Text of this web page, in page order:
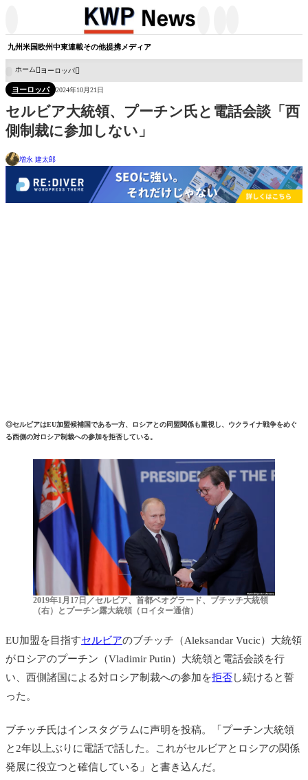
九州米国欧州中東連載その他提携メディア
ホーム ヨーロッパ
ヨーロッパ 2024年10月21日
セルビア大統領、プーチン氏と電話会談「西
側制裁に参加しない」
増永 建太郎
◎セルビアはEU加盟候補国である一方、ロシアとの同盟関係も重視し、ウクライナ戦争をめぐ
る西側の対ロシア制裁への参加を拒否している。
2019年1月17日／セルビア、首都ベオグラード、ブチッチ大統領
（右）とプーチン露大統領（ロイター通信）
EU加盟を目指すセルビアのブチッチ （Aleksandar Vucic） 大統領
がロシアのプーチン（Vladimir Putin）大統領と電話会談を行
い、西側諸国による対ロシア制裁への参加を拒否し続けると誓
った。
ブチッチ氏はインスタグラムに声明を投稿。「プーチン大統領
と2年以上ぶりに電話で話した。これがセルビアとロシアの関係
発展に役立つと確信している」と書き込んだ。